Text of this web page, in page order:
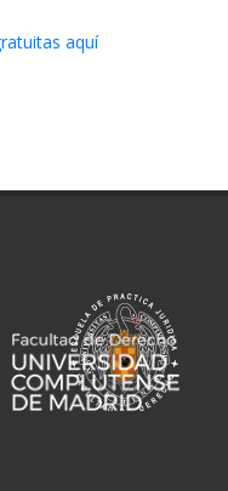
aquí